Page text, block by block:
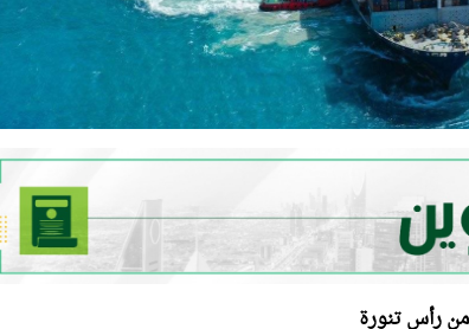
رأس تنورة